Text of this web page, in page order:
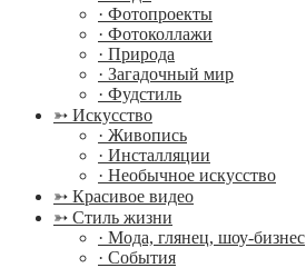
· Фотопроекты
· Фотоколлажи
· Природа
· Загадочный мир
· Фудстиль
➳ Искусство
· Живопись
· Инсталляции
· Необычное искусство
➳ Красивое видео
➳ Стиль жизни
· Мода, глянец, шоу-бизнес
· События